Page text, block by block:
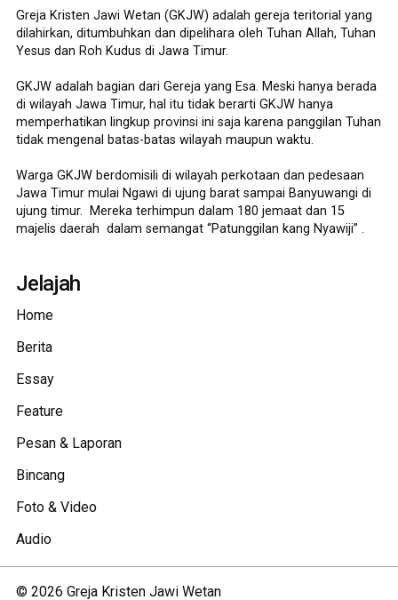
Greja Kristen Jawi Wetan (GKJW) adalah gereja teritorial yang
dilahirkan, ditumbuhkan dan dipelihara oleh Tuhan Allah, Tuhan
Yesus dan Roh Kudus di Jawa Timur.
GKJW adalah bagian dari Gereja yang Esa. Meski hanya berada
di wilayah Jawa Timur, hal itu tidak berarti GKJW hanya
memperhatikan lingkup provinsi ini saja karena panggilan Tuhan
tidak mengenal batas-batas wilayah maupun waktu.
Warga GKJW berdomisili di wilayah perkotaan dan pedesaan
Jawa Timur mulai Ngawi di ujung barat sampai Banyuwangi di
ujung timur. Mereka terhimpun dalam 180 jemaat dan 15
majelis daerah dalam semangat “Patunggilan kang Nyawiji” .
Jelajah
Home
Berita
Essay
Feature
Pesan & Laporan
Bincang
Foto & Video
Audio
© 2026 Greja Kristen Jawi Wetan